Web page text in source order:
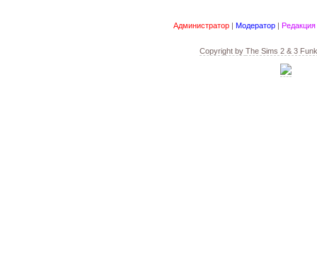
Администратор Модератор Редакция
Copyright by The Sims 2 & 3